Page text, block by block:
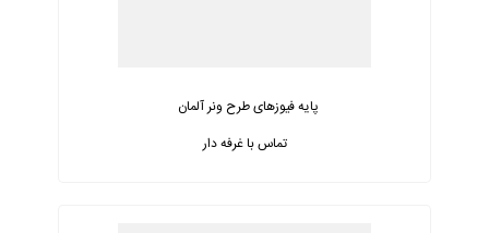
پایه فیوزهای طرح ونر آلمان
تماس با غرفه دار